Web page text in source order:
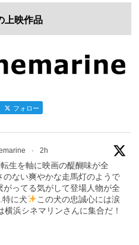
上映作品
フォロー
· 2h
生を軸に映画の醍醐味が全
のない爽やかな走馬灯のようで
ってる気がして登場人物が全
特に犬
この犬の忠誠心には涙
横浜シネマリンさんに集合だ！